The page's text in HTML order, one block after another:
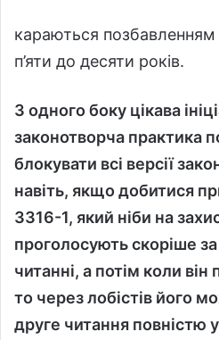
караються позбавленням
п’яти до десяти років.
З одного боку цікава
законотворча практика
блокувати всі версії
навіть, якщо добитися
3316-1, який ніби на
проголосують скоріше
читанні, а потім коли він
то через лобістів його
друге читання повністю у